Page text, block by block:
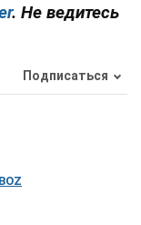
. Не ведитесь
Подписаться